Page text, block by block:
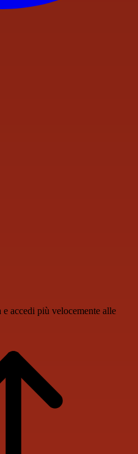
accedi più velocemente alle